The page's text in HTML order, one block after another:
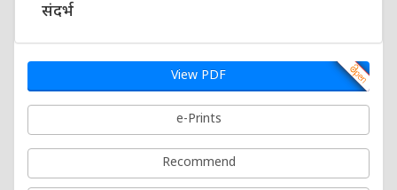
संदर्भ
View PDF
e-Prints
Recommend